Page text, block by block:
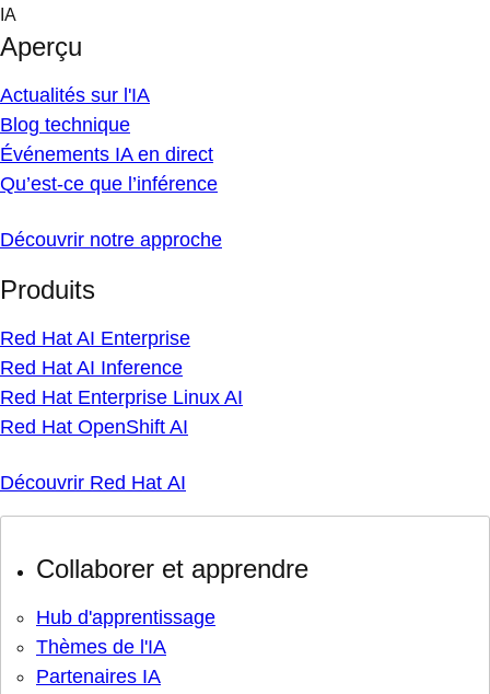
Skip
content
IA
Aperçu
Actualités sur l'IA
Blog technique
Événements IA en direct
Qu’est-ce que l’inférence
Découvrir notre approche
Produits
Red Hat AI Enterprise
Red Hat AI Inference
Red Hat Enterprise Linux AI
Red Hat OpenShift AI
Découvrir Red Hat AI
Collaborer et apprendre
Hub d'apprentissage
Thèmes de l'IA
Partenaires IA